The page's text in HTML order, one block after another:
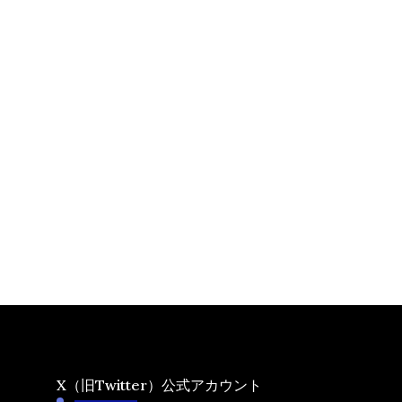
X（旧Twitter）公式アカウント